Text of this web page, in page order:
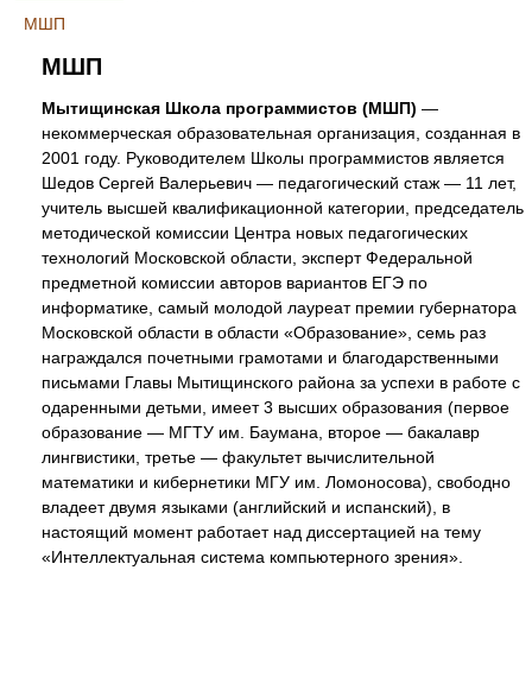
МШП
МШП
Мытищинская Школа программистов (МШП) —
некоммерческая образовательная организация, созданная в
2001 году. Руководителем Школы программистов является
Шедов Сергей Валерьевич — педагогический стаж — 11 лет,
учитель высшей квалификационной категории, председатель
методической комиссии Центра новых педагогических
технологий Московской области, эксперт Федеральной
предметной комиссии авторов вариантов ЕГЭ по
информатике, самый молодой лауреат премии губернатора
Московской области в области «Образование», семь раз
награждался почетными грамотами и благодарственными
письмами Главы Мытищинского района за успехи в работе с
одаренными детьми, имеет 3 высших образования (первое
образование — МГТУ им. Баумана, второе — бакалавр
лингвистики, третье — факультет вычислительной
математики и кибернетики МГУ им. Ломоносова), свободно
владеет двумя языками (английский и испанский), в
настоящий момент работает над диссертацией на тему
«Интеллектуальная система компьютерного зрения».